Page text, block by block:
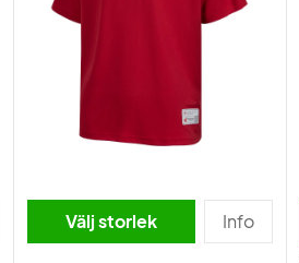
Välj storlek Info